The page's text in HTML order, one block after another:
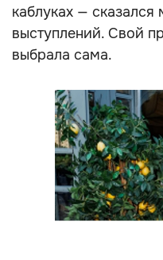
каблуках — сказался
выступлений. Свой
выбрала сама.